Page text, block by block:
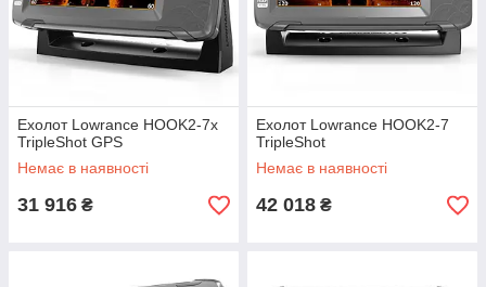
Ехолот Lowrance HOOK2-7x
TripleShot GPS
Немає в наявності
31 916 ₴
Ехолот Lowrance HOOK2-7
TripleShot
Немає в наявності
42 018 ₴